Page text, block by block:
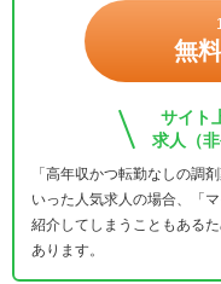
無
サイト
求人（
「高年収かつ転勤なしの調
いった人気求人の場合、「
紹介してしまうこともある
あります。